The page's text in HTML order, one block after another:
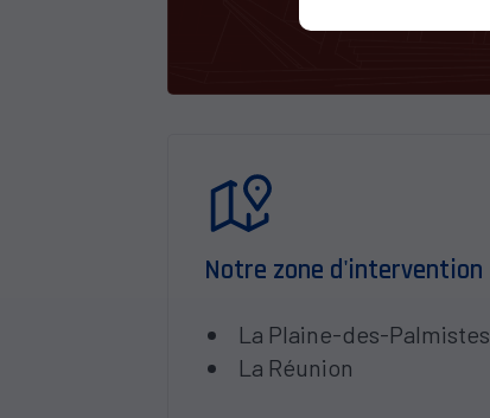
Notre zone d'intervention
La Plaine-des-Palmistes
La Réunion